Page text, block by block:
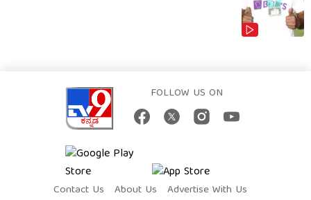
FOLLOW US ON
Contact Us About Us
Advertise With Us